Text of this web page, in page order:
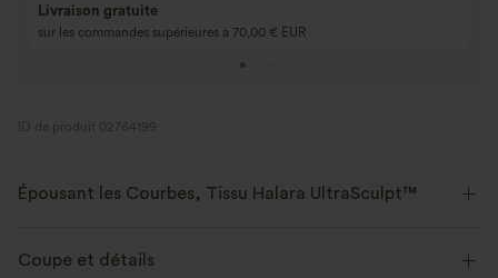
Livraison gratuite
sur les commandes supérieures à 70,00 € EUR
ID de produit 02764199
Épousant les Courbes, Tissu Halara UltraSculpt™
Coupe et détails